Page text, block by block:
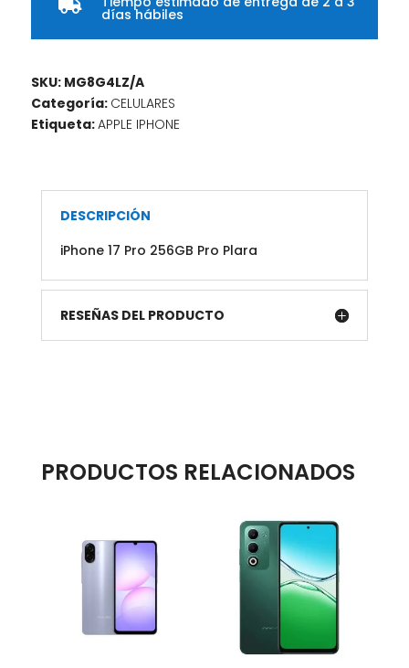

días hábiles
SKU: MG8G4LZ/A
Categoría: CELULARES
Etiqueta:APPLE IPHONE
DESCRIPCIÓN
iPhone 17 Pro 256GB Pro Plara
RESEÑAS DEL PRODUCTO
PRODUCTOS RELACIONADOS